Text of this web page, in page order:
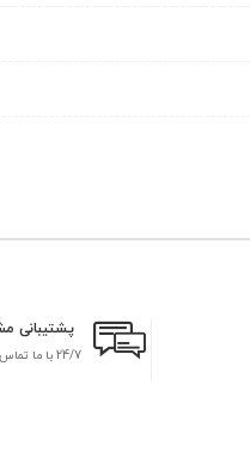
پشتیبانی
24/7 با ما تماس بگیرید